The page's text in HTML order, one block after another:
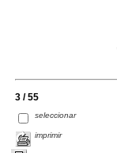
3 / 55
seleccionar
imprimir